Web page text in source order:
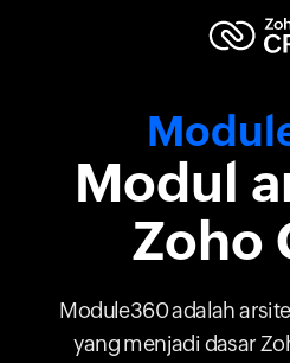
Modul
Zoho
Module360 adalah
yang menjadi dasar